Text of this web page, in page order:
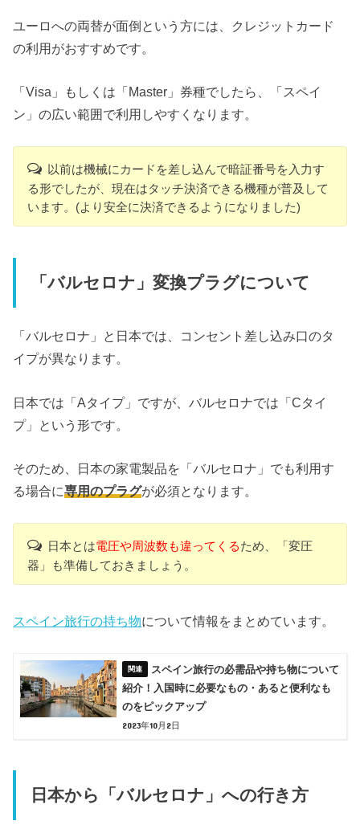
ユーロへの両替が面倒という方には、クレジットカード
の利用がおすすめです。
「Visa」もしくは「Master」券種でしたら、「スペイ
ン」の広い範囲で利用しやすくなります。
以前は機械にカードを差し込んで暗証番号を入力す
る形でしたが、現在はタッチ決済できる機種が普及して
います。(より安全に決済できるようになりました)
「バルセロナ」変換プラグについて
「バルセロナ」と日本では、コンセント差し込み口のタ
イプが異なります。
日本では「Aタイプ」ですが、バルセロナでは「Cタイ
プ」という形です。
そのため、日本の家電製品を「バルセロナ」でも利用す
る場合に専用のプラグが必須となります。
日本とは電圧や周波数も違ってくるため、「変圧
器」も準備しておきましょう。
スペイン旅行の持ち物について情報をまとめています。
スペイン旅行の必需品や持ち物について
紹介！入国時に必要なもの・あると便利なも
のをピックアップ
2023年10月2日
日本から「バルセロナ」への行き方